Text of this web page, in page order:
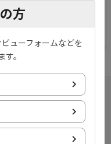
す。
方
ューフォームなどを
。